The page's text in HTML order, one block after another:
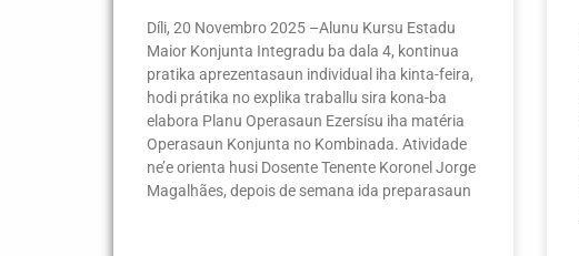
Díli, 20 Novembro 2025 –Alunu Kursu Estadu
Maior Konjunta Integradu ba dala 4, kontinua
pratika aprezentasaun individual iha kinta-feira,
hodi prátika no explika traballu sira kona-ba
elabora Planu Operasaun Ezersísu iha matéria
Operasaun Konjunta no Kombinada. Atividade
ne’e orienta husi Dosente Tenente Koronel Jorge
Magalhães, depois de semana ida preparasaun